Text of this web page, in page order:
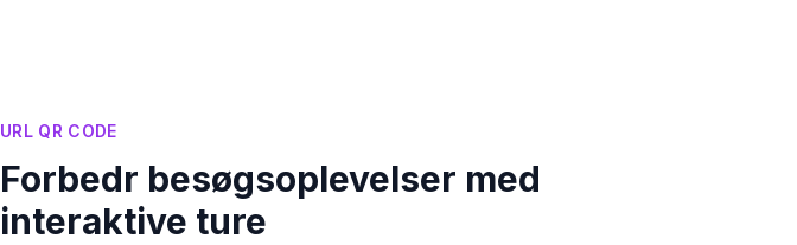
URL QR CODE
Forbedr besøgsoplevelser med
interaktive ture